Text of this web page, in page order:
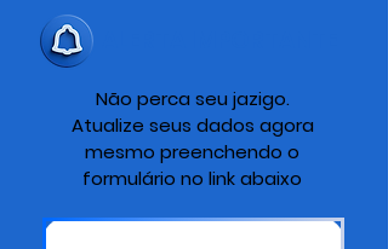
Não perca seu jazigo.
Atualize seus dados agora
mesmo preenchendo o
formulário no link abaixo